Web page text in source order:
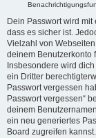
Dein Passwort wird
dass es sicher ist.
Vielzahl von
deinem Benutzerkonto
Insbesondere wird
ein Dritter
Passwort vergessen
Passwort vergessen“
deinem
ein neu generiertes
Board zugreifen kannst.